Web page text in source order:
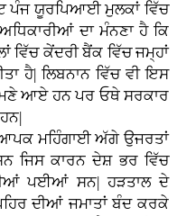
ਪੰਜ ਯੂਰਪਿਆਈ ਮੁਲਕਾਂ ਵਿੱਚ
ਦਾ ਮੰਨਣਾ ਹੈ ਕਿ
ਵਿੱਚ ਕੇਂਦਰੀ ਬੈਂਕ ਵਿੱਚ ਜਮ੍ਹਾਂ
ਹੈ| ਲਿਬਨਾਨ ਵਿੱਚ ਵੀ ਇਸ
ਆਏ ਹਨ ਪਰ ਓਥੇ ਸਰਕਾਰ
ਮਹਿੰਗਾਈ ਅੱਗੇ ਉਜਰਤਾਂ
ਜਿਸ ਕਾਰਨ ਦੇਸ਼ ਭਰ ਵਿੱਚ
ਪਈਆਂ ਸਨ| ਹੜਤਾਲ ਦੇ
ਦੀਆਂ ਜਮਾਤਾਂ ਬੰਦ ਕਰਕੇ